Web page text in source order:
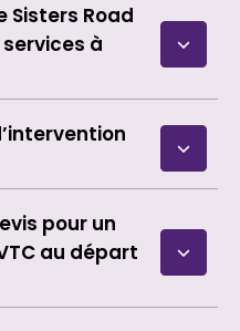
Sisters Road
à
pour un
au départ